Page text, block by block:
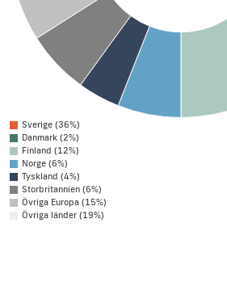
Sverige (36%)
Danmark (2%)
Finland (12%)
Norge (6%)
Tyskland (4%)
Storbritannien (6%)
Övriga Europa (15%)
Övriga länder (19%)